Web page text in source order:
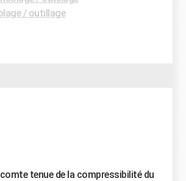
/ outillage
tenue de la compressibilité du